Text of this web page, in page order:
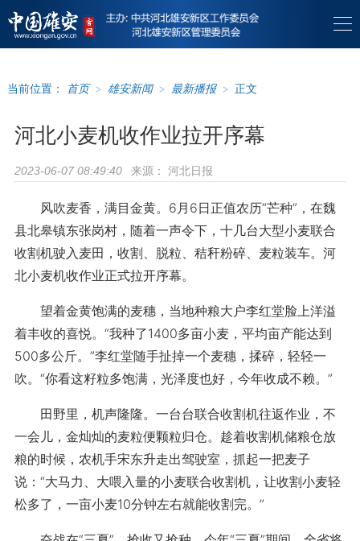
当前位置： 首页 > 雄安新闻 > 最新播报 > 正文
河北小麦机收作业拉开序幕
2023-06-07 08:49:40 来源： 河北日报
风吹麦香，满目金黄。6月6日正值农历“芒种”，在魏
县北皋镇东张岗村，随着一声令下，十几台大型小麦联合
收割机驶入麦田，收割、脱粒、秸秆粉碎、麦粒装车。河
北小麦机收作业正式拉开序幕。
望着金黄饱满的麦穗，当地种粮大户李红堂脸上洋溢
着丰收的喜悦。“我种了1400多亩小麦，平均亩产能达到
500多公斤。”李红堂随手扯掉一个麦穗，揉碎，轻轻一
吹。“你看这籽粒多饱满，光泽度也好，今年收成不赖。”
田野里，机声隆隆。一台台联合收割机往返作业，不
一会儿，金灿灿的麦粒便颗粒归仓。趁着收割机储粮仓放
粮的时候，农机手宋东升走出驾驶室，抓起一把麦子
说：“大马力、大喂入量的小麦联合收割机，让收割小麦轻
松多了，一亩小麦10分钟左右就能收割完。”